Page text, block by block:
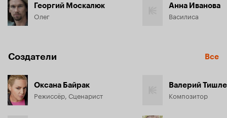
Георгий Москалюк
Олег
Анна Иванова
Василиса
Создатели Все
Оксана Байрак
Режиссёр, Сценарист
Валерий
Композитор